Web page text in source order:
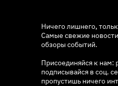
Ничего лишнего,
Самые свежие
обзоры событий.
Присоединяйся к нам:
подписывайся в соц.
пропустишь ничего